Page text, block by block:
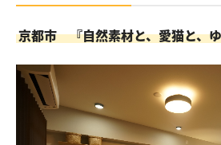
京都市 『自然素材と、愛猫と、